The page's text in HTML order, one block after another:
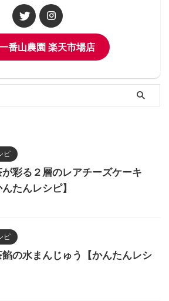
番山農園 楽天市場店
ピ
が彩る２層のレアチーズケーキ
んたんレシピ】
ピ
餡の水まんじゅう【かんたんレシ